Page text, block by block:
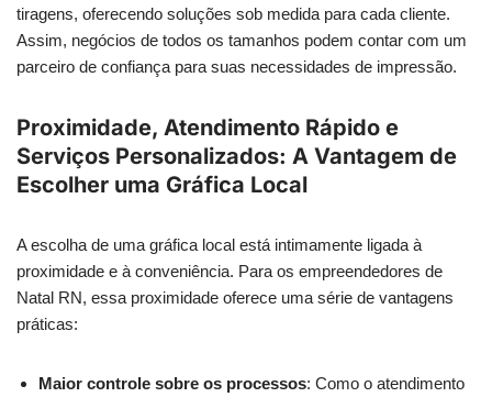
tiragens, oferecendo soluções sob medida para cada cliente.
Assim, negócios de todos os tamanhos podem contar com um
parceiro de confiança para suas necessidades de impressão.
Proximidade, Atendimento Rápido e
Serviços Personalizados: A Vantagem de
Escolher uma Gráfica Local
A escolha de uma gráfica local está intimamente ligada à
proximidade e à conveniência. Para os empreendedores de
Natal RN, essa proximidade oferece uma série de vantagens
práticas:
Maior controle sobre os processos: Como o atendimento